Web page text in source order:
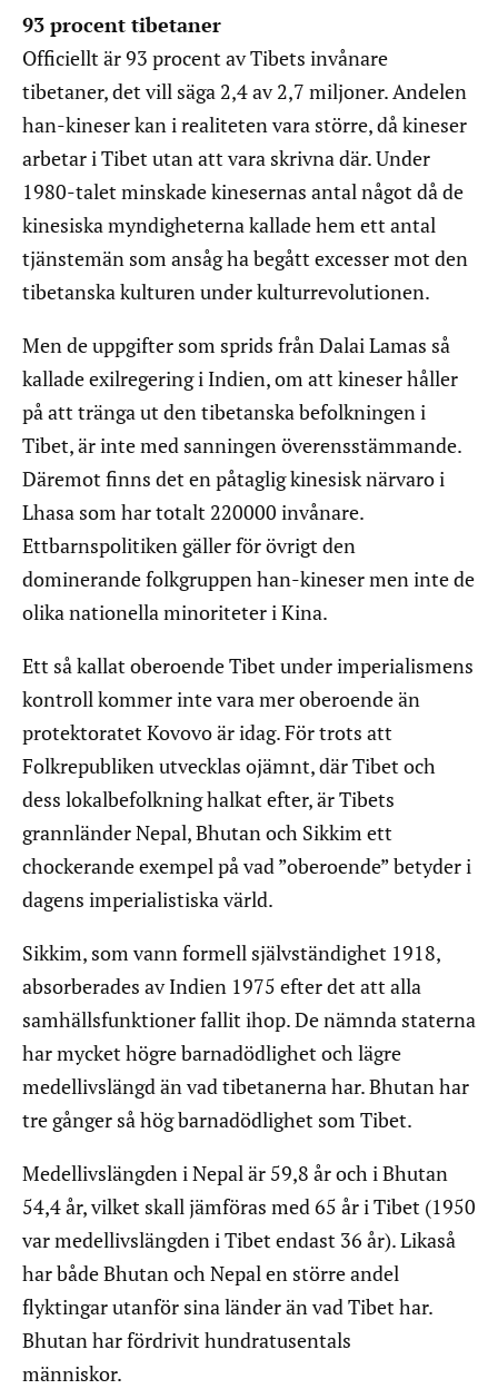
93 procent tibetaner
Officiellt är 93 procent av Tibets invånare
tibetaner, det vill säga 2,4 av 2,7 miljoner. Andelen
han-kineser kan i realiteten vara större, då kineser
arbetar i Tibet utan att vara skrivna där. Under
1980-talet minskade kinesernas antal något då de
kinesiska myndigheterna kallade hem ett antal
tjänstemän som ansåg ha begått excesser mot den
tibetanska kulturen under kulturrevolutionen.
Men de uppgifter som sprids från Dalai Lamas så
kallade exilregering i Indien, om att kineser håller
på att tränga ut den tibetanska befolkningen i
Tibet, är inte med sanningen överensstämmande.
Däremot finns det en påtaglig kinesisk närvaro i
Lhasa som har totalt 220000 invånare.
Ettbarnspolitiken gäller för övrigt den
dominerande folkgruppen han-kineser men inte de
olika nationella minoriteter i Kina.
Ett så kallat oberoende Tibet under imperialismens
kontroll kommer inte vara mer oberoende än
protektoratet Kovovo är idag. För trots att
Folkrepubliken utvecklas ojämnt, där Tibet och
dess lokalbefolkning halkat efter, är Tibets
grannländer Nepal, Bhutan och Sikkim ett
chockerande exempel på vad ”oberoende” betyder i
dagens imperialistiska värld.
Sikkim, som vann formell självständighet 1918,
absorberades av Indien 1975 efter det att alla
samhällsfunktioner fallit ihop. De nämnda staterna
har mycket högre barnadödlighet och lägre
medellivslängd än vad tibetanerna har. Bhutan har
tre gånger så hög barnadödlighet som Tibet.
Medellivslängden i Nepal är 59,8 år och i Bhutan
54,4 år, vilket skall jämföras med 65 år i Tibet (1950
var medellivslängden i Tibet endast 36 år). Likaså
har både Bhutan och Nepal en större andel
flyktingar utanför sina länder än vad Tibet har.
Bhutan har fördrivit hundratusentals
människor.